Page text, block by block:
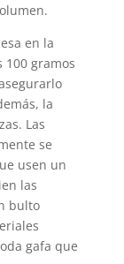
en la
100 gramos
la
Las
se
usen un
las
bulto
gafa que